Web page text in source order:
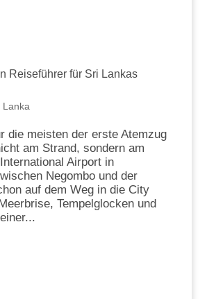
Reiseführer für Sri Lankas
Lanka
die meisten der erste Atemzug
am Strand, sondern am
Airport in
Negombo und der
auf dem Weg in die City
Tempelglocken und